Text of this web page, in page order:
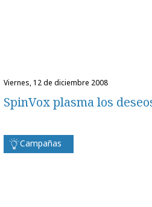
viernes, 12 de diciembre 2008
SpinVox plasma los
Campañas